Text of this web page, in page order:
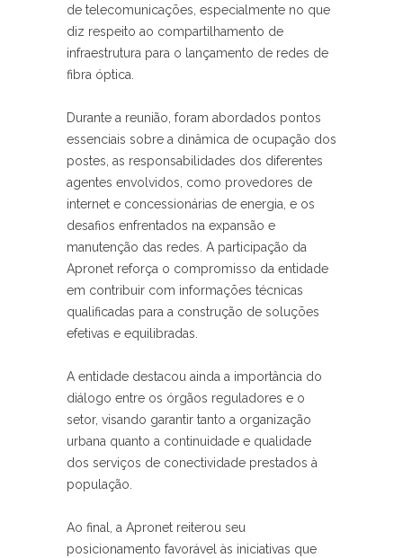
de telecomunicações, especialmente no que
diz respeito ao compartilhamento de
infraestrutura para o lançamento de redes de
fibra óptica.
Durante a reunião, foram abordados pontos
essenciais sobre a dinâmica de ocupação dos
postes, as responsabilidades dos diferentes
agentes envolvidos, como provedores de
internet e concessionárias de energia, e os
desafios enfrentados na expansão e
manutenção das redes. A participação da
Apronet reforça o compromisso da entidade
em contribuir com informações técnicas
qualificadas para a construção de soluções
efetivas e equilibradas.
A entidade destacou ainda a importância do
diálogo entre os órgãos reguladores e o
setor, visando garantir tanto a organização
urbana quanto a continuidade e qualidade
dos serviços de conectividade prestados à
população.
Ao final, a Apronet reiterou seu
posicionamento favorável às iniciativas que